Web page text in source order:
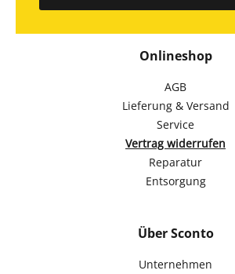
Onlineshop
AGB
Lieferung & Versand
Service
Vertrag widerrufen
Reparatur
Entsorgung
Über Sconto
Unternehmen